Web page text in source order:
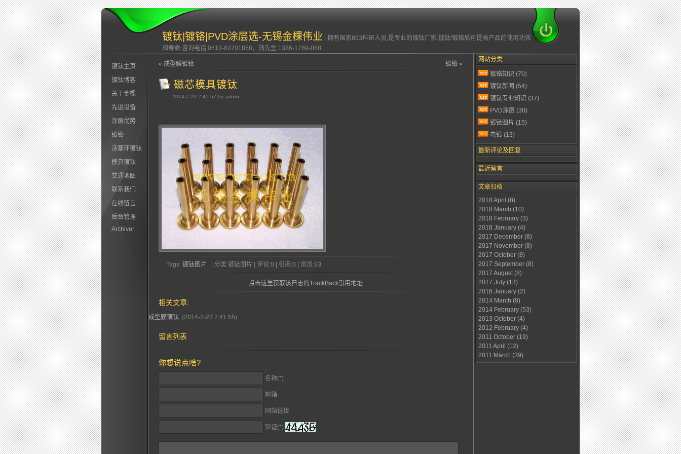
镀钛|镀铬|PVD涂层选-无锡金棵伟业 | 拥有国家863科研人员,是专业的镀钛厂家.镀钛/镀铬后可提高产品的使用功效
和寿命,咨询电话:0510-83701858，钱先生:1386-1789-088
镀钛主页
镀钛博客
关于金棵
先进设备
涂层优势
镀铬
活塞环镀钛
模具镀钛
交通地图
联系我们
在线留言
后台管理
Archiver
« 成型膜镀钛 镀铬 »
磁芯模具镀钛
2014-2-23 2:45:57 by admin
Tags: 镀钛图片 | 分类:镀钛图片 | 评论:0 | 引用:0 | 浏览:93
点击这里获取该日志的TrackBack引用地址
相关文章:
成型膜镀钛 (2014-2-23 2:41:55)
留言列表
你想说点啥?
名称(*)
邮箱
网站链接
验证(*)
网站分类
镀铬知识 (70)
镀钛新闻 (54)
镀钛专业知识 (37)
PVD涂层 (30)
镀钛图片 (15)
电镀 (13)
最新评论及回复
最近留言
文章归档
2018 April (8)
2018 March (10)
2018 February (3)
2018 January (4)
2017 December (8)
2017 November (8)
2017 October (8)
2017 September (8)
2017 August (8)
2017 July (13)
2016 January (2)
2014 March (8)
2014 February (53)
2013 October (4)
2012 February (4)
2011 October (19)
2011 April (12)
2011 March (39)